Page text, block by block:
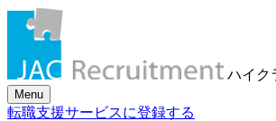
ハイク
Menu
転職支援サービスに登録する